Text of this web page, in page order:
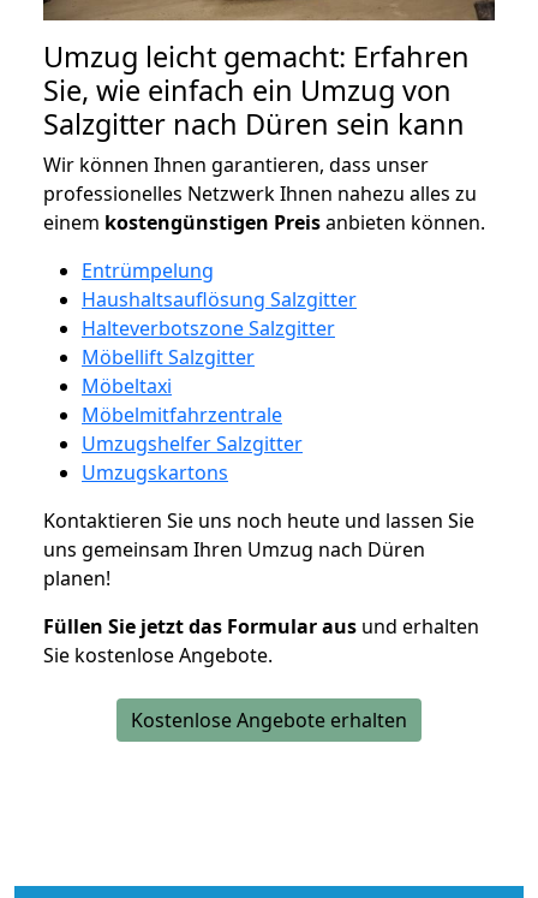
Umzug leicht gemacht: Erfahren
Sie, wie einfach ein Umzug von
Salzgitter nach Düren sein kann
Wir können Ihnen garantieren, dass unser
professionelles Netzwerk Ihnen nahezu alles zu
einem kostengünstigen Preisanbieten können.
Entrümpelung
Haushaltsauflösung Salzgitter
Halteverbotszone Salzgitter
Möbellift Salzgitter
Möbeltaxi
Möbelmitfahrzentrale
Umzugshelfer Salzgitter
Umzugskartons
Kontaktieren Sie uns noch heute und lassen Sie
uns gemeinsam Ihren Umzug nach Düren
planen!
Füllen Sie jetzt das Formular aus und erhalten
Sie kostenlose Angebote.
Kostenlose Angebote erhalten